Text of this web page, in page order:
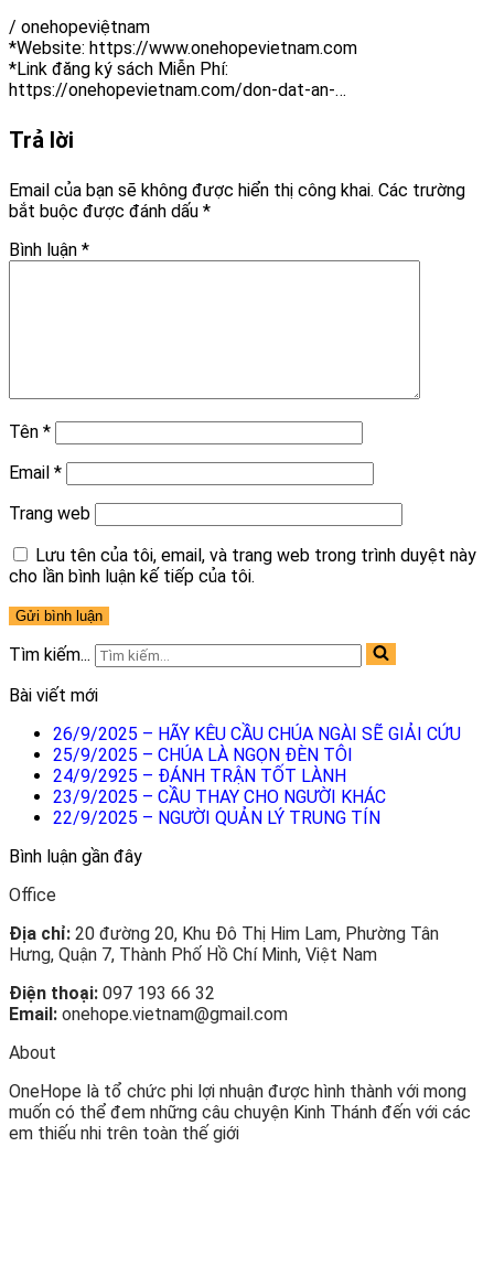
/ onehopeviệtnam
*Website: https://www.onehopevietnam.com
*Link đăng ký sách Miễn Phí:
https://onehopevietnam.com/don-dat-an-…
Trả lời
Email của bạn sẽ không được hiển thị công khai. Các trường
bắt buộc được đánh dấu *
Bình luận *
Tên *
Email *
Trang web
Lưu tên của tôi, email, và trang web trong trình duyệt này
cho lần bình luận kế tiếp của tôi.
Tìm kiếm...
Bài viết mới
26/9/2025 – HÃY KÊU CẦU CHÚA NGÀI SẼ GIẢI CỨU
25/9/2025 – CHÚA LÀ NGỌN ĐÈN TÔI
24/9/2925 – ĐÁNH TRẬN TỐT LÀNH
23/9/2025 – CẦU THAY CHO NGƯỜI KHÁC
22/9/2025 – NGƯỜI QUẢN LÝ TRUNG TÍN
Bình luận gần đây
Office
Địa chỉ: 20 đường 20, Khu Đô Thị Him Lam, Phường Tân
Hưng, Quận 7, Thành Phố Hồ Chí Minh, Việt Nam
Điện thoại: 097 193 66 32
Email: onehope.vietnam@gmail.com
About
OneHope là tổ chức phi lợi nhuận được hình thành với mong
muốn có thể đem những câu chuyện Kinh Thánh đến với các
em thiếu nhi trên toàn thế giới